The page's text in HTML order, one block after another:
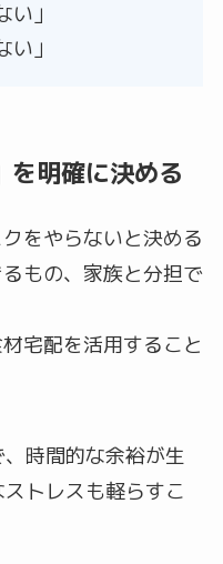
い」
い」
を明確に決める
をやらないと決める
もの、家族と分担で
宅配を活用すること
時間的な余裕が生
トレスも軽らすこ